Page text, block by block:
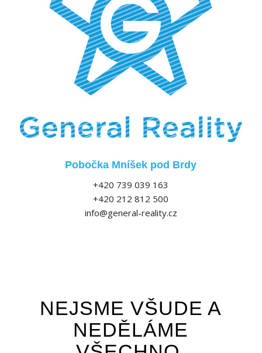
Pobočka Mníšek pod Brdy
+420 739 039 163
+420 212 812 500
info@general-reality.cz
NEJSME VŠUDE A
NEDĚLÁME